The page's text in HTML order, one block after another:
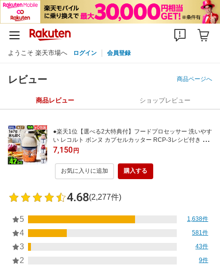
ようこそ 楽天市場へ ログイン 会員登録
レビュー 商品ページへ
商品レビュー ショップレビュー
●楽天1位【選べる2大特典付】フードプロセッサー 洗いやす
い レコルト ボンヌ カプセルカッター RCP-3レシピ付き か
き氷 離乳食 大根おろし ミキサー 氷も砕ける スムージー お
しゃれ 小型 ブレンダー recolte◇ギフト 母の日 送料無料 P1
0倍
7,150円
お気に入りに追加 購入する
4.68(2,277件)
5 1,638件
4 581件
3 43件
2 9件